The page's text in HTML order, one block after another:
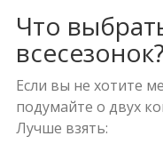
Что
всесезонок?
Если вы не хотите
подумайте о двух
Лучше взять: